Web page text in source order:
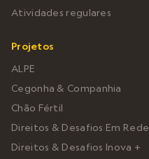
Atividades regulares
Projetos
ALPE
Cegonha & Companhia
Chão Fértil
Direitos & Desafios Em Rede
Direitos & Desafios Inova +